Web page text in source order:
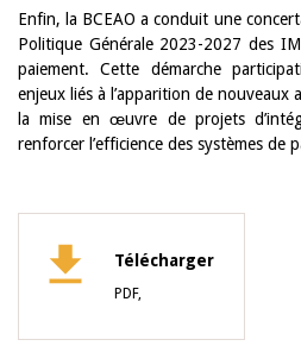
Enfin, la BCEAO a conduit une
Politique Générale 2023-2027 des
paiement. Cette démarche
enjeux liés à l’apparition de nouveaux
la mise en œuvre de projets
renforcer l’efficience des systèmes de
Télécharger
PDF,